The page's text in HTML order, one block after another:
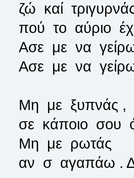
ζώ καί
πού το αύριο
Ασε με να
Ασε με να
Μη με ξυπνάς ,
σε κάποιο σου
Μη με ρωτάς
αν σ αγαπάω .